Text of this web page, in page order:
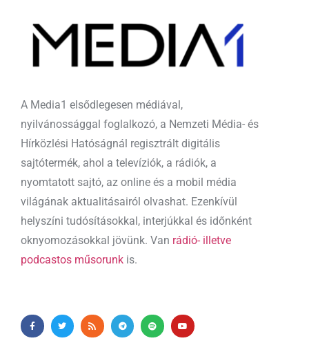
A Media1 elsődlegesen médiával,
nyilvánossággal foglalkozó, a Nemzeti Média- és
Hírközlési Hatóságnál regisztrált digitális
sajtótermék, ahol a televíziók, a rádiók, a
nyomtatott sajtó, az online és a mobil média
világának aktualitásairól olvashat. Ezenkívül
helyszíni tudósításokkal, interjúkkal és időnként
oknyomozásokkal jövünk. Van rádió- illetve
podcastos műsorunk is.